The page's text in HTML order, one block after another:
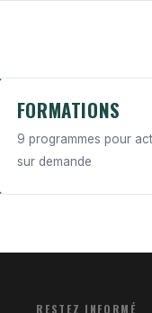
FORMATIONS
9 programmes pour
sur demande
RESTEZ INFORMÉ